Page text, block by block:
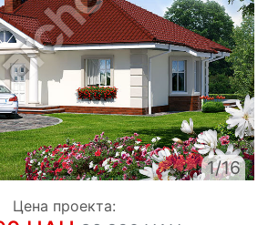
1/16
Цена проекта: